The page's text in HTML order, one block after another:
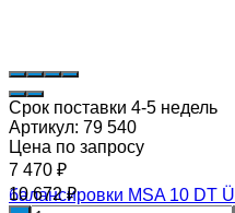
Срок поставки 4-5 недель
Артикул: 79 540
Цена по запросу
7 470 ₽
10 672₽